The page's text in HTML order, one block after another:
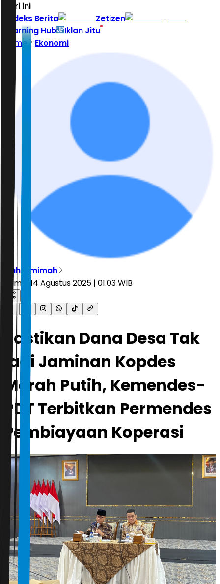
Hari ini
Indeks Berita
Zetizen
Learning Hub
Iklan Jitu
Home
Ekonomi
Muhtamimah
Kamis, 14 Agustus 2025 | 01.03 WIB
Pastikan Dana Desa Tak
jadi Jaminan Kopdes
Merah Putih, Kemendes-
PDT Terbitkan Permendes
Pembiayaan Koperasi